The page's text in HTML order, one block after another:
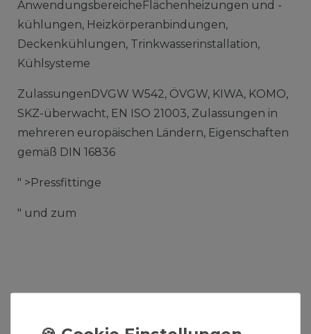
AnwendungsbereicheFlächenheizungen und -
kühlungen, Heizkörperanbindungen,
Deckenkühlungen, Trinkwasserinstallation,
Kühlsysteme
ZulassungenDVGW W542, ÖVGW, KIWA, KOMO,
SKZ-überwacht, EN ISO 21003, Zulassungen in
mehreren europäischen Ländern, Eigenschaften
gemäß DIN 16836
" >Pressfittinge
" und zum